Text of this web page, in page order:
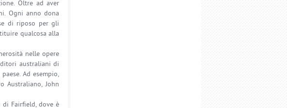
Oltre ad aver
Ogni anno dona
di riposo per gli
qualcosa alla
nelle opere
australiani di
Ad esempio,
Australiano, John
Fairfield, dove è